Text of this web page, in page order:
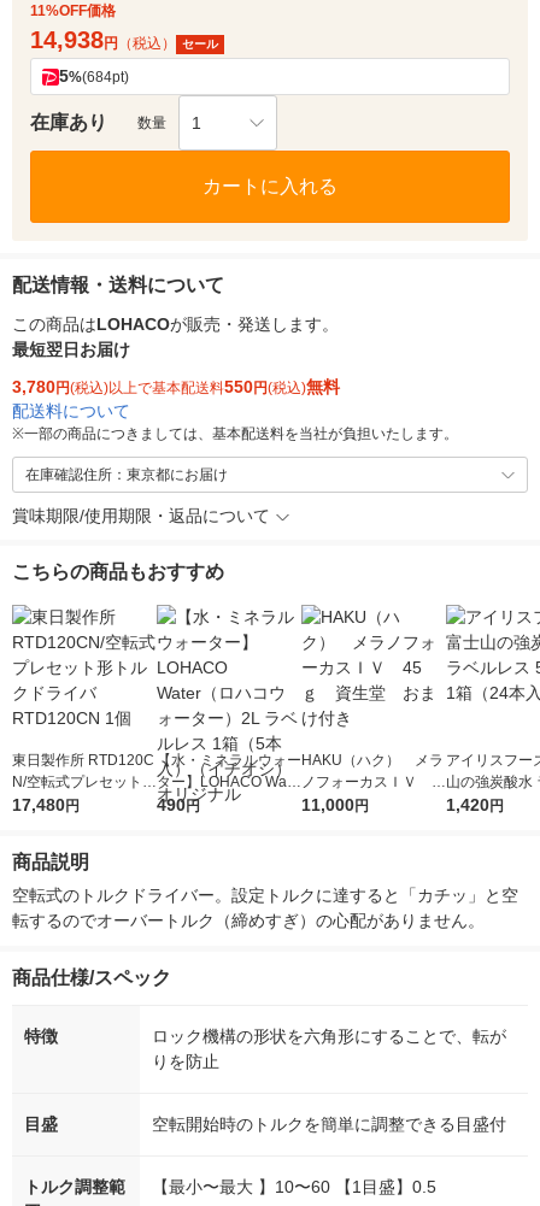
11%OFF価格
14,938円 （税込） セール
5%(684pt)
在庫あり 数量 1
カートに入れる
配送情報・送料について
この商品はLOHACOが販売・発送します。
最短翌日お届け
3,780円(税込)以上で基本配送料550円(税込)無料
配送料について
※一部の商品につきましては、基本配送料を当社が負担いたします。
在庫確認住所：東京都にお届け
賞味期限/使用期限・返品について
こちらの商品もおすすめ
東日製作所 RTD120C
N/空転式プレセット形
トルクドライバ RTD1
17,480円
【水・ミネラルウォー
ター】LOHACO Wate
r（ロハコウォータ
490円
HAKU（ハク） メラ
ノフォーカスＩＶ 4
5ｇ 資生堂 おまけ
11,000円
アイリスフー
山の強炭酸水
レス 500ml 1
1,420円
商品説明
空転式のトルクドライバー。設定トルクに達すると「カチッ」と空
転するのでオーバートルク（締めすぎ）の心配がありません。
商品仕様/スペック
特徴
ロック機構の形状を六角形にすることで、転が
りを防止
目盛 空転開始時のトルクを簡単に調整できる目盛付
トルク調整範
【最小〜最大 】10〜60 【1目盛】0.5